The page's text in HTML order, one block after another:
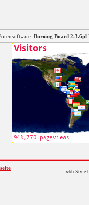
Burning Board
wbb Style